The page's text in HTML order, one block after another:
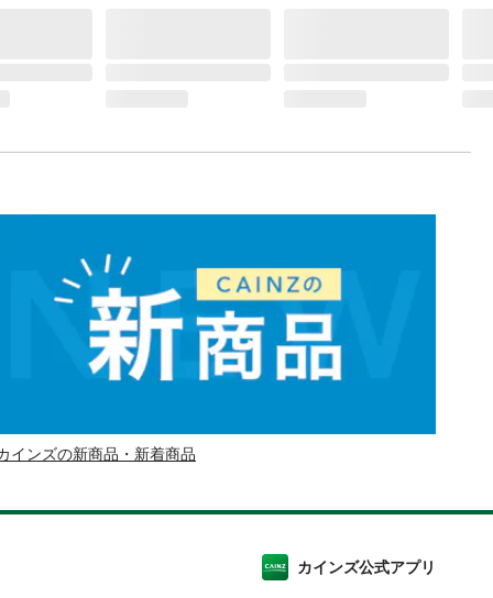
インズの新商品・新着商品
カインズ公式アプリ